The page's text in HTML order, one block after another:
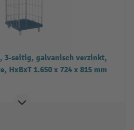
3-seitig, galvanisch verzinkt,
HxBxT 1.650 x 724 x 815 mm